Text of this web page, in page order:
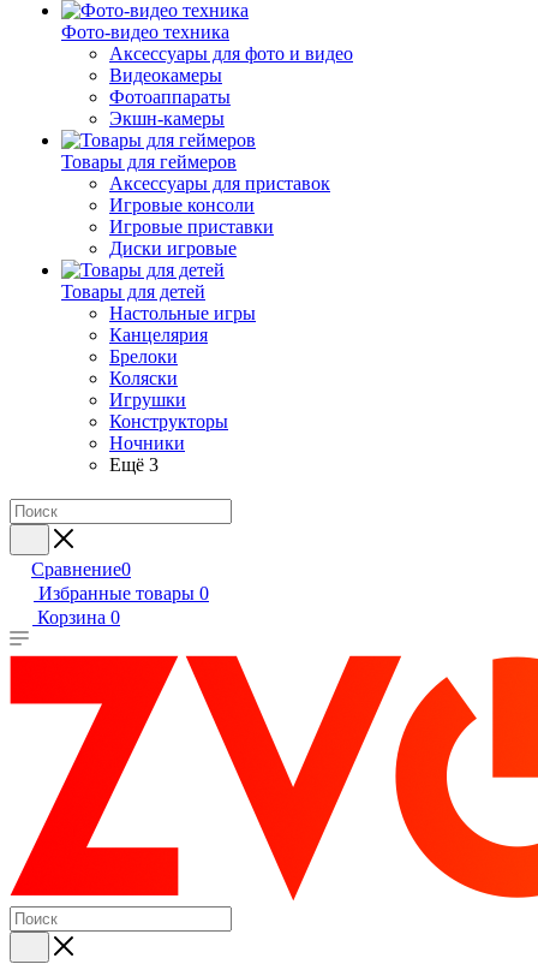
Фото-видео техника
Аксессуары для фото и видео
Видеокамеры
Фотоаппараты
Экшн-камеры
Товары для геймеров
Аксессуары для приставок
Игровые консоли
Игровые приставки
Диски игровые
Товары для детей
Настольные игры
Канцелярия
Брелоки
Коляски
Игрушки
Конструкторы
Ночники
Ещё 3
Сравнение0
Избранные товары 0
Корзина 0